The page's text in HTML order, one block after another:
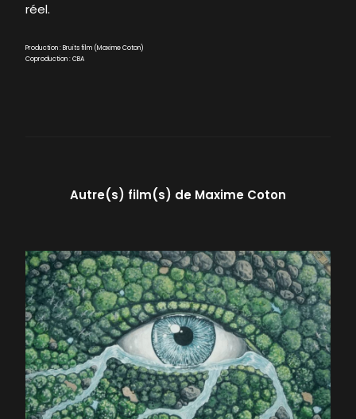
réel.
Production : Bruits film (Maxime Coton)
Coproduction : CBA
Autre(s) film(s) de Maxime Coton